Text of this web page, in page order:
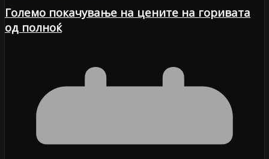
Големо покачување на цените на горивата
од полноќ